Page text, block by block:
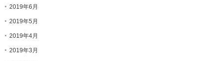
2019年6月
2019年5月
2019年4月
2019年3月